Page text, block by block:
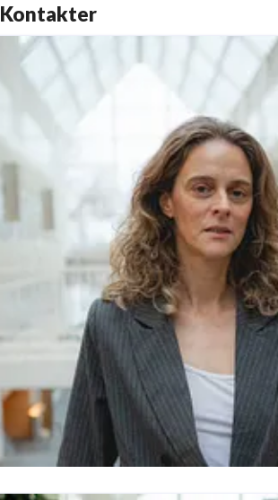
Kontakter